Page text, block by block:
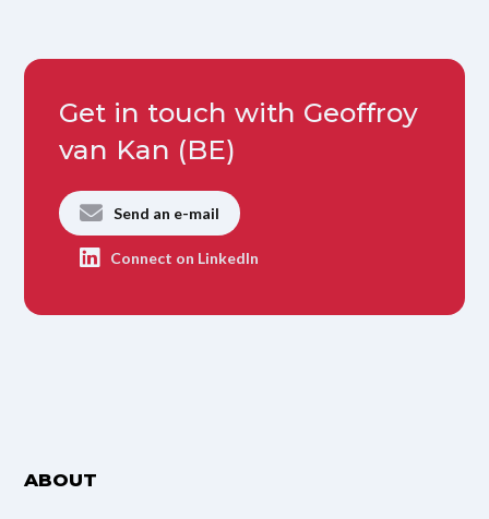
Get in touch with Geoffroy
van Kan (BE)
Send an e-mail
Connect on LinkedIn
ABOUT